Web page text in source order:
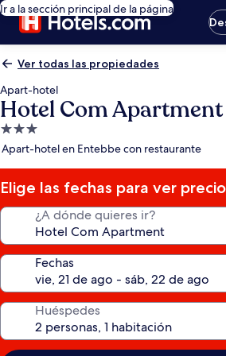
Ir a la sección principal de la página
Ver todas las propiedades
Apart-hotel
Hotel Com Apartment
Propiedad
de
estrellas
Apart-hotel en Entebbe con restaurante
Elige las fechas para ver
¿A dónde quieres ir?
Fechas
Huéspedes